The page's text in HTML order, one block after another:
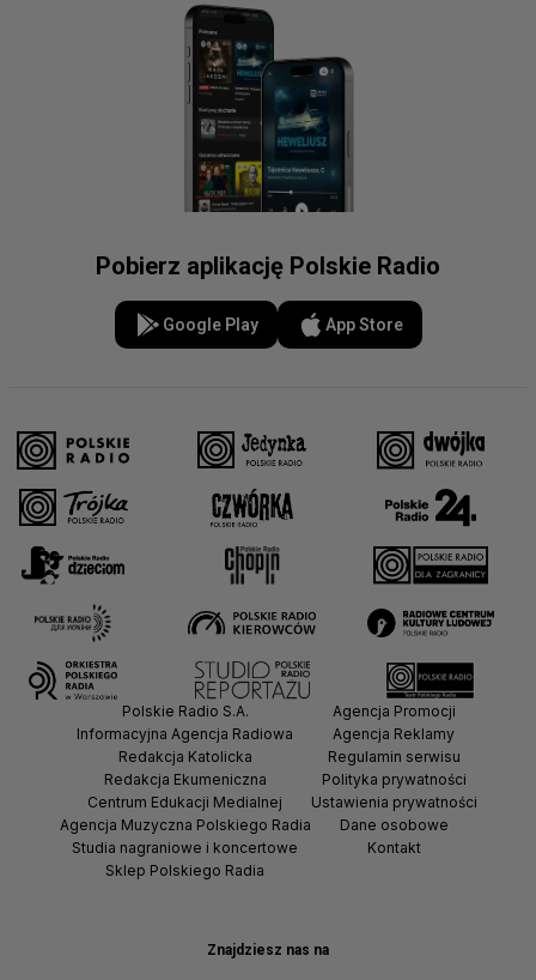
Pobierz aplikację Polskie Radio
Google Play App Store
Znajdziesz nas na
Polskie Radio S.A.
Informacyjna Agencja Radiowa
Redakcja Katolicka
Redakcja Ekumeniczna
Centrum Edukacji Medialnej
Agencja Muzyczna Polskiego Radia
Studia nagraniowe i koncertowe
Sklep Polskiego Radia
Agencja Promocji
Agencja Reklamy
Regulamin serwisu
Polityka prywatności
Ustawienia prywatności
Dane osobowe
Kontakt